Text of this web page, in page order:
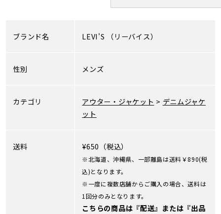
ブランド名 LEVI'S （リーバイス）
性別 メンズ
カテゴリ アウター・ジャケット > デニムジャケ
ット
送料 ¥650（税込）
※北海道、沖縄県、一部離島は送料￥890(税
込)となります。
※一度に複数店舗からご購入の場合、送料は
1回分のみとなります。
こちらの商品は『配送』または『出品